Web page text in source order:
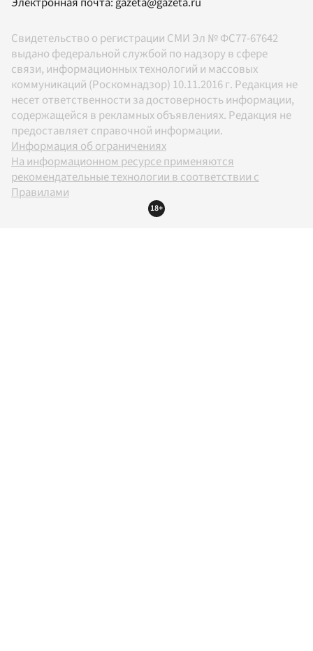
Свидетельство о регистрации СМИ Эл № ФС77-67642
выдано федеральной службой по надзору в сфере
связи, информационных технологий и массовых
коммуникаций (Роскомнадзор) 10.11.2016 г. Редакция не
несет ответственности за достоверность информации,
содержащейся в рекламных объявлениях. Редакция не
предоставляет справочной информации.
Информация об ограничениях
На информационном ресурсе применяются
рекомендательные технологии в соответствии с
Правилами
18+